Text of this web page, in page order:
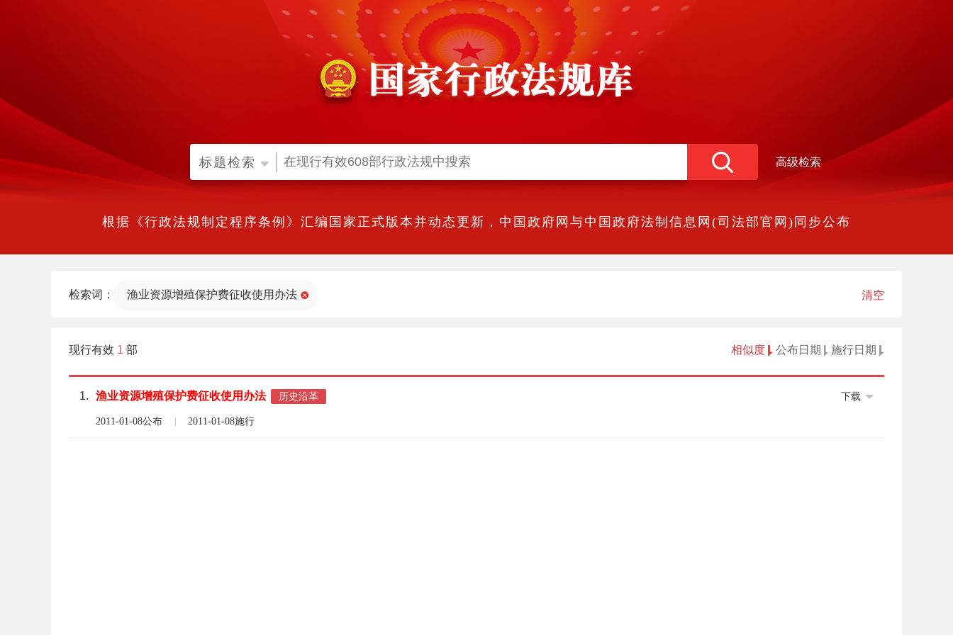
标题检索 高级检索
根据《行政法规制定程序条例》汇编国家正式版本并动态更新，中国政府网与中国政府法制信息网(司法部官网)同步公布
检索词： 渔业资源增殖保护费征收使用办法 清空
现行有效 1 部 相似度 公布日期 施行日期
1. 渔业资源增殖保护费征收使用 办法 历史沿革
2011-01-08公布 2011-01-08施行
下载